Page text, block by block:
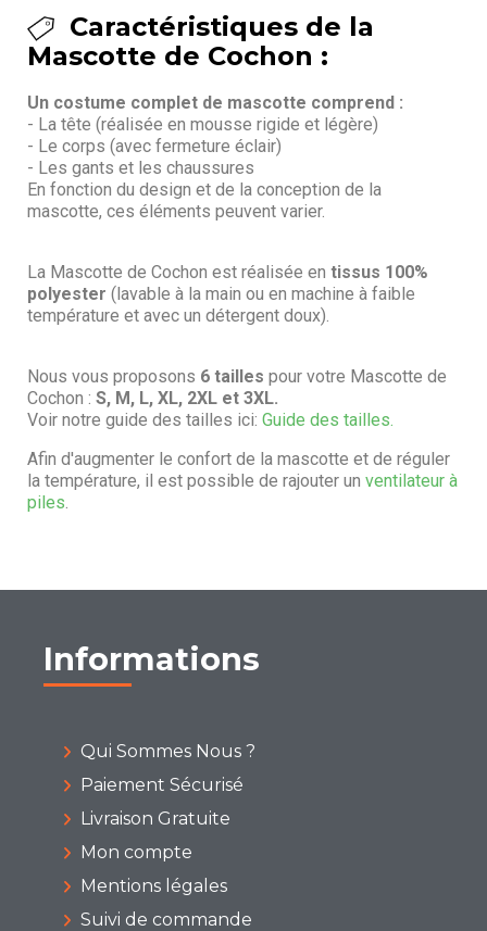
Caractéristiques de la
Mascotte de Cochon :
Un costume complet de mascotte comprend :
- La tête (réalisée en mousse rigide et légère)
- Le corps (avec fermeture éclair)
- Les gants et les chaussures
En fonction du design et de la conception de la
mascotte, ces éléments peuvent varier.
La Mascotte de Cochon est réalisée en tissus 100%
polyester (lavable à la main ou en machine à faible
température et avec un détergent doux).
Nous vous proposons 6 tailles pour votre Mascotte de
Cochon : S, M, L, XL, 2XL et 3XL.
Voir notre guide des tailles ici: Guide des tailles.
Afin d'augmenter le confort de la mascotte et de réguler
la température, il est possible de rajouter un ventilateur à
piles.
Informations
Qui Sommes Nous ?
Paiement Sécurisé
Livraison Gratuite
Mon compte
Mentions légales
Suivi de commande